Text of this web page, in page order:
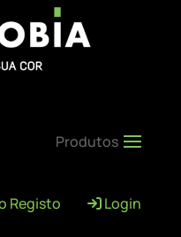
Registo Login